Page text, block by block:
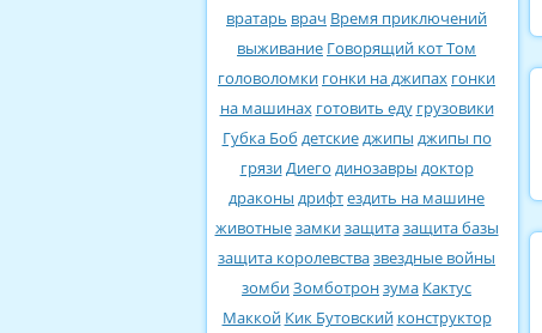
вратарь врач Время приключений
выживание Говорящий кот Том
головоломки гонки на джипах гонки
на машинах готовить еду грузовики
Губка Боб детскиеджипы джипы по
грязиДиего динозавры доктор
драконы дрифтездить на машине
животныезамкизащитазащита базы
защита королевствазвездные войны
зомбиЗомботронзума Кактус
Маккой Кик Бутовский конструктор